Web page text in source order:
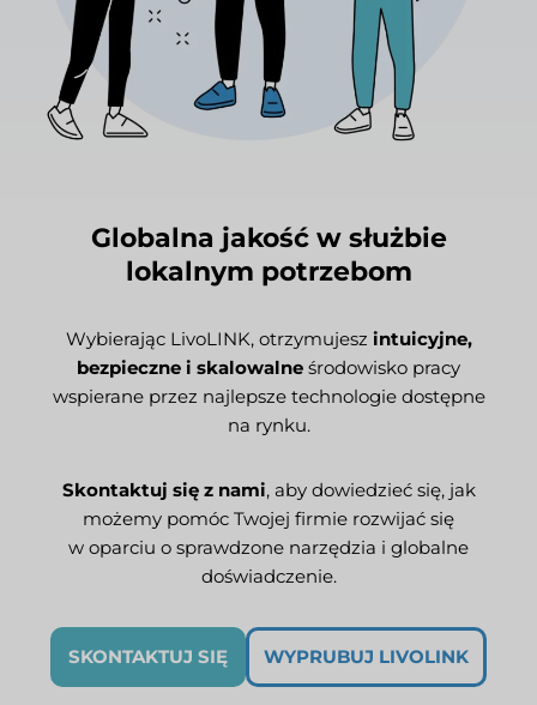
Globalna jakość w służbie
lokalnym potrzebom
Wybierając LivoLINK, otrzymujesz intuicyjne,
bezpieczne i skalowalne środowisko pracy
wspierane przez najlepsze technologie dostępne
na rynku.
Skontaktuj się z nami, aby dowiedzieć się, jak
możemy pomóc Twojej firmie rozwijać się
w oparciu o sprawdzone narzędzia i globalne
doświadczenie.
SKONTAKTUJ SIĘ WYPRUBUJ LIVOLINK